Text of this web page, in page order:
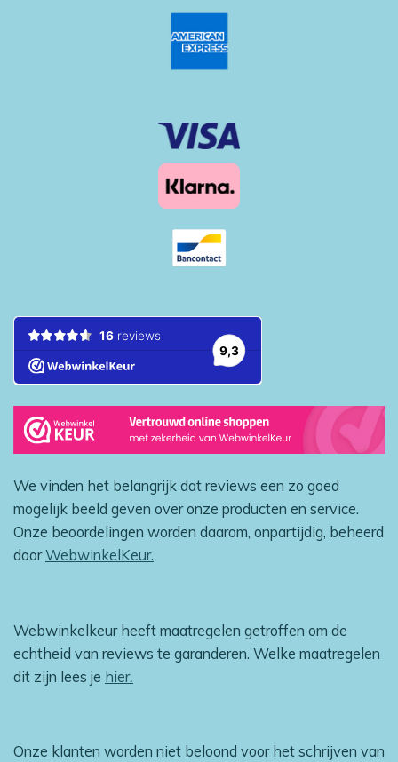
We vinden het belangrijk dat reviews een zo goed
mogelijk beeld geven over onze producten en service.
Onze beoordelingen worden daarom, onpartijdig, beheerd
doorWebwinkelKeur.
Webwinkelkeur heeft maatregelen getroffen om de
echtheid van reviews te garanderen. Welke maatregelen
dit zijn lees je hier.
Onze klanten worden niet beloond voor het schrijven van